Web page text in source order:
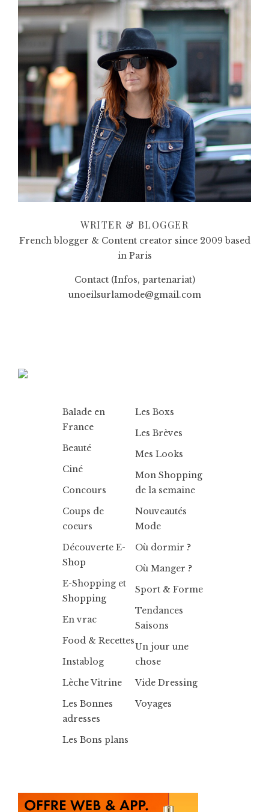
WRITER & BLOGGER
French blogger & Content creator since 2009 based
in Paris
Contact (Infos, partenariat)
unoeilsurlamode@gmail.com
Balade en
France
Beauté
Ciné
Concours
Coups de
coeurs
Découverte E-
Shop
E-Shopping et
Shopping
En vrac
Food & Recettes
Instablog
Lèche Vitrine
Les Bonnes
adresses
Les Bons plans
Les Boxs
Les Brèves
Mes Looks
Mon Shopping
de la semaine
Nouveautés
Mode
Où dormir ?
Où Manger ?
Sport & Forme
Tendances
Saisons
Un jour une
chose
Vide Dressing
Voyages